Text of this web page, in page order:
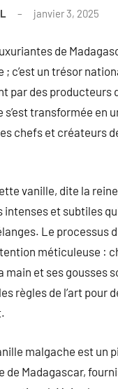
janvier 3, 2025
de
; c’est un trésor
par des producteurs
transformée en
chefs et créateurs
vanille, dite la
intenses et subtiles
Le processus
méticuleuse :
main et ses gousses
règles de l’art pour
malgache est un
de Madagascar,